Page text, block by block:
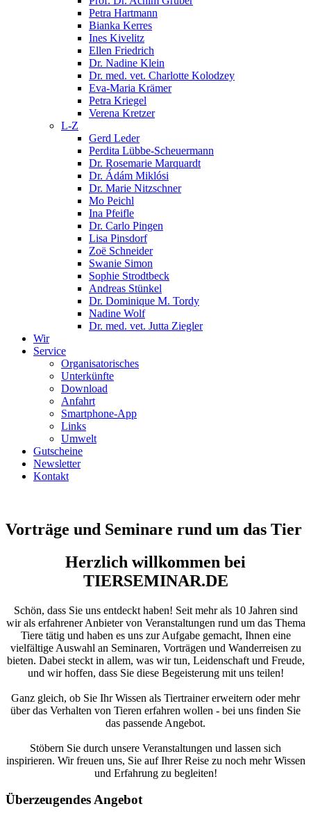
Petra Hartmann
Bianka Kerres
Ines Kivelitz
Ellen Friedrich
Dr. Nadine Klein
Dr. med. vet. Charlotte Kolodzey
Eva-Maria Krämer
Petra Kriegel
Verena Kretzer
L-Z
Gerd Leder
Perdita Lübbe-Scheuermann
Dr. Rosemarie Marquardt
Dr. Ádám Miklósi
Dr. Marie Nitzschner
Mo Peichl
Ina Pfeifle
Dr. Carlo Pingen
Lisa Pinsdorf
Zoë Schneider
Swanie Simon
Sophie Strodtbeck
Andreas Stünkel
Dr. Dominique M. Tordy
Nadine Wolf
Dr. med. vet. Jutta Ziegler
Wir
Service
Organisatorisches
Unterkünfte
Download
Anfahrt
Smartphone-App
Links
Umwelt
Gutscheine
Newsletter
Kontakt
Vorträge und Seminare rund um das Tier
Herzlich willkommen bei
TIERSEMINAR.DE
Schön, dass Sie uns entdeckt haben! Seit mehr als 10 Jahren sind
wir als erfahrener Anbieter von Veranstaltungen rund um das Thema
Tiere tätig und haben es uns zur Aufgabe gemacht, Ihnen eine
vielfältige Auswahl an Seminaren, Vorträgen und Wanderreisen zu
bieten. Dabei steckt in allem, was wir tun, Leidenschaft und Freude,
und wir hoffen, dass Sie diese Begeisterung mit uns teilen!
Ganz gleich, ob Sie Ihr Wissen als Tiertrainer erweitern oder mehr
über das Verhalten von Tieren erfahren wollen - bei uns finden Sie
das passende Angebot.
Stöbern Sie durch unsere Veranstaltungen und lassen sich
inspirieren. Wir freuen uns, Sie auf Ihrer Reise zu noch mehr Wissen
und Erfahrung zu begleiten!
Überzeugendes Angebot